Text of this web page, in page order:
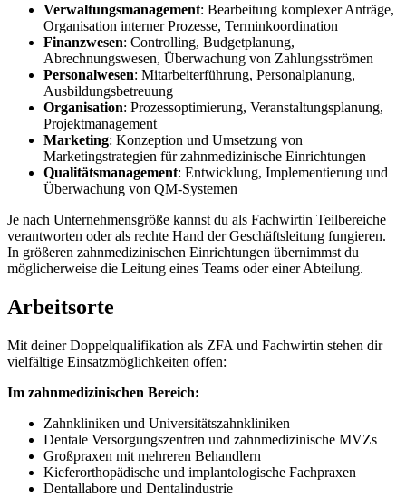
Verwaltungsmanagement: Bearbeitung komplexer Anträge,
Organisation interner Prozesse, Terminkoordination
Finanzwesen: Controlling, Budgetplanung,
Abrechnungswesen, Überwachung von Zahlungsströmen
Personalwesen: Mitarbeiterführung, Personalplanung,
Ausbildungsbetreuung
Organisation: Prozessoptimierung, Veranstaltungsplanung,
Projektmanagement
Marketing: Konzeption und Umsetzung von
Marketingstrategien für zahnmedizinische Einrichtungen
Qualitätsmanagement: Entwicklung, Implementierung und
Überwachung von QM-Systemen
Je nach Unternehmensgröße kannst du als Fachwirtin Teilbereiche
verantworten oder als rechte Hand der Geschäftsleitung fungieren.
In größeren zahnmedizinischen Einrichtungen übernimmst du
möglicherweise die Leitung eines Teams oder einer Abteilung.
Arbeitsorte
Mit deiner Doppelqualifikation als ZFA und Fachwirtin stehen dir
vielfältige Einsatzmöglichkeiten offen:
Im zahnmedizinischen Bereich:
Zahnkliniken und Universitätszahnkliniken
Dentale Versorgungszentren und zahnmedizinische MVZs
Großpraxen mit mehreren Behandlern
Kieferorthopädische und implantologische Fachpraxen
Dentallabore und Dentalindustrie